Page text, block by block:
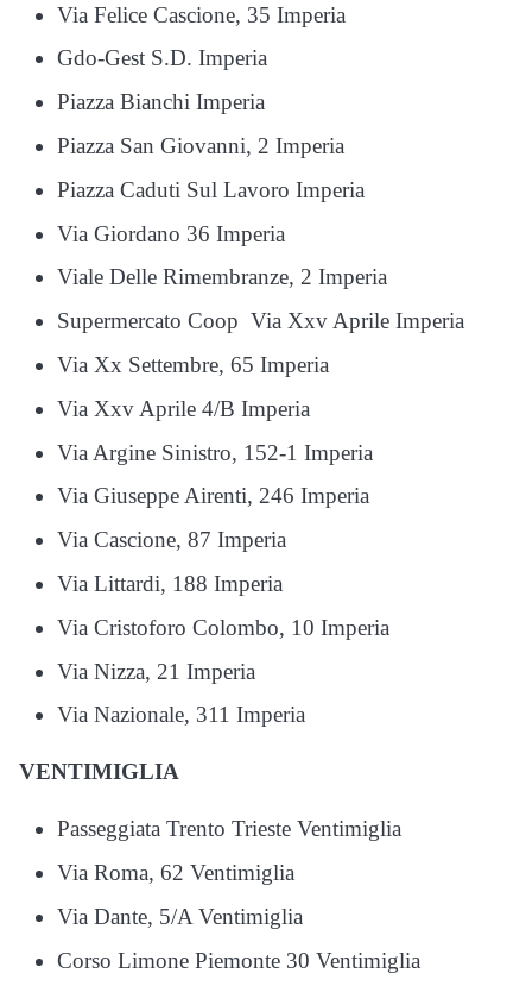
Via Felice Cascione, 35 Imperia
Gdo-Gest S.D. Imperia
Piazza Bianchi Imperia
Piazza San Giovanni, 2 Imperia
Piazza Caduti Sul Lavoro Imperia
Via Giordano 36 Imperia
Viale Delle Rimembranze, 2 Imperia
Supermercato Coop Via Xxv Aprile Imperia
Via Xx Settembre, 65 Imperia
Via Xxv Aprile 4/B Imperia
Via Argine Sinistro, 152-1 Imperia
Via Giuseppe Airenti, 246 Imperia
Via Cascione, 87 Imperia
Via Littardi, 188 Imperia
Via Cristoforo Colombo, 10 Imperia
Via Nizza, 21 Imperia
Via Nazionale, 311 Imperia
VENTIMIGLIA
Passeggiata Trento Trieste Ventimiglia
Via Roma, 62 Ventimiglia
Via Dante, 5/A Ventimiglia
Corso Limone Piemonte 30 Ventimiglia